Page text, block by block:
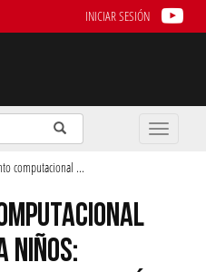
INICIAR SESIÓN
Enviar
Buscar
Toggle
computacional ...
NIÑOS: